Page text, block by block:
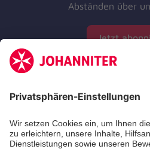
Abständen über
Jetzt
Zertifizierung der